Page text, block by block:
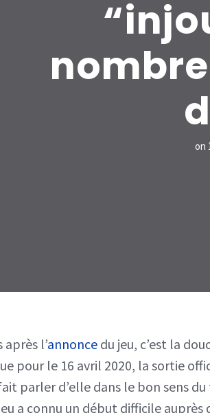
on
après l’annonce du jeu, c’est la
pour le 16 avril 2020, la sortie
parler d’elle dans le bon sens
a connu un début difficile auprès